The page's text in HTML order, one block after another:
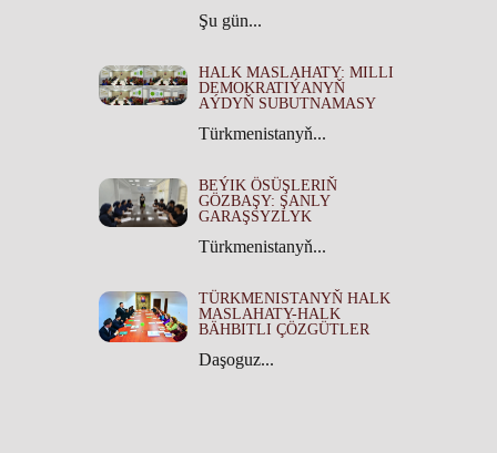
Şu gün...
HALK MASLAHATY: MILLI
DEMOKRATIÝANYŇ
AÝDYŇ SUBUTNAMASY
Türkmenistanyň...
BEÝIK ÖSÜŞLERIŇ
GÖZBAŞY: ŞANLY
GARAŞSYZLYK
Türkmenistanyň...
TÜRKMENISTANYŇ HALK
MASLAHATY-HALK
BÄHBITLI ÇÖZGÜTLER
Daşoguz...